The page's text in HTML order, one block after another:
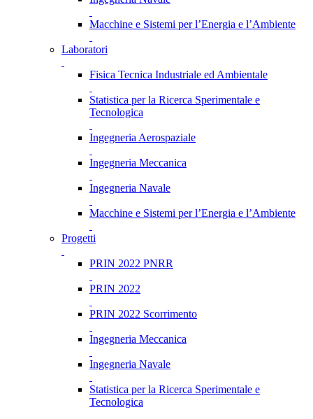
Macchine e Sistemi per l’Energia e l’Ambiente
Laboratori
Fisica Tecnica Industriale ed Ambientale
Statistica per la Ricerca Sperimentale e
Tecnologica
Ingegneria Aerospaziale
Ingegneria Meccanica
Ingegneria Navale
Macchine e Sistemi per l’Energia e l’Ambiente
Progetti
PRIN 2022 PNRR
PRIN 2022
PRIN 2022 Scorrimento
Ingegneria Meccanica
Ingegneria Navale
Statistica per la Ricerca Sperimentale e
Tecnologica